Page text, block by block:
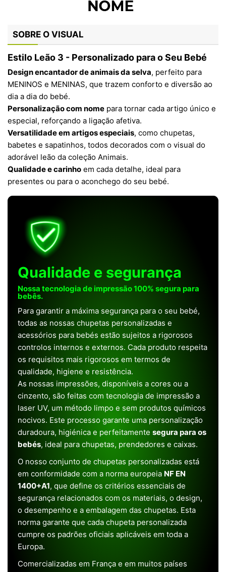
SOBRE O VISUAL
Estilo Leão 3 - Personalizado para o Seu Bebé
Design encantador de animais da selva, perfeito para
MENINOS e MENINAS, que trazem conforto e diversão ao
dia a dia do bebé.
Personalização com nome para tornar cada artigo único e
especial, reforçando a ligação afetiva.
Versatilidade em artigos especiais, como chupetas,
babetes e sapatinhos, todos decorados com o visual do
adorável leão da coleção Animais.
Qualidade e carinho em cada detalhe, ideal para
presentes ou para o aconchego do seu bebé.
Qualidade e segurança
Nossa tecnologia de impressão 100% segura para
bebês.
Para garantir a máxima segurança para o seu bebé,
todas as nossas chupetas personalizadas e
acessórios para bebés estão sujeitos a rigorosos
controlos internos e externos. Cada produto respeita
os requisitos mais rigorosos em termos de
qualidade, higiene e resistência.
As nossas impressões, disponíveis a cores ou a
cinzento, são feitas com tecnologia de impressão a
laser UV, um método limpo e sem produtos químicos
nocivos. Este processo garante uma personalização
duradoura, higiénica e perfeitamente segura para os
bebés, ideal para chupetas, prendedores e caixas.
O nosso conjunto de chupetas personalizadas está
em conformidade com a norma europeia NF EN
1400+A1, que define os critérios essenciais de
segurança relacionados com os materiais, o design,
o desempenho e a embalagem das chupetas. Esta
norma garante que cada chupeta personalizada
cumpre os padrões oficiais aplicáveis em toda a
Europa.
Comercializadas em França e em muitos países